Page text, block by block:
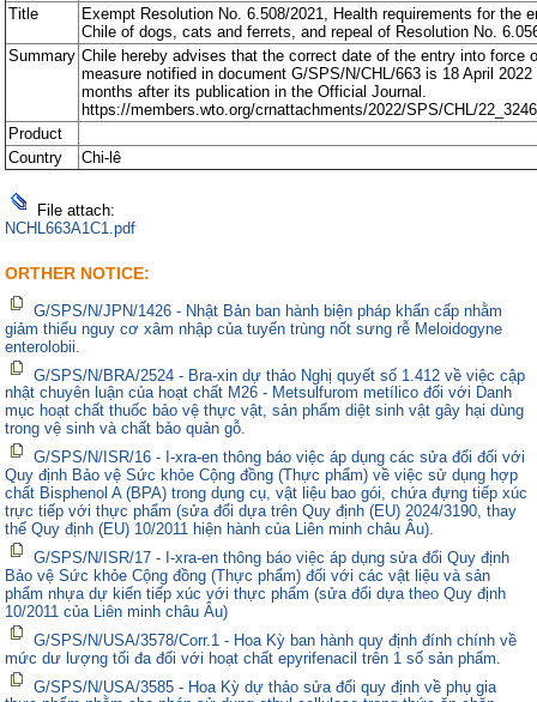
Title
Exempt Resolution No. 6.508/2021, Health requirements for the
Chile of dogs, cats and ferrets, and repeal of Resolution No.
Summary Chile hereby advises that the correct date of the entry into force
measure notified in document G/SPS/N/CHL/663 is 18 April
months after its publication in the Official Journal.
https://members.wto.org/crnattachments/2022/SPS/CHL/
Product
Country
Chi-lê
File attach:
NCHL663A1C1.pdf
ORTHER NOTICE:
G/SPS/N/JPN/1426 - Nhật Bản ban hành biện pháp khẩn cấp nhằm
giảm thiểu nguy cơ xâm nhập của tuyến trùng nốt sưng rễ Meloidogyne
enterolobii.
G/SPS/N/BRA/2524 - Bra-xin dự thảo Nghị quyết số 1.412 về việc cập
nhật chuyên luận của hoạt chất M26 - Metsulfurom metílico đối với Danh
mục hoạt chất thuốc bảo vệ thực vật, sản phẩm diệt sinh vật gây hại dùng
trong vệ sinh và chất bảo quản gỗ.
G/SPS/N/ISR/16 - I-xra-en thông báo việc áp dụng các sửa đổi đối với
Quy định Bảo vệ Sức khỏe Cộng đồng (Thực phẩm) về việc sử dụng hợp
chất Bisphenol A (BPA) trong dụng cụ, vật liệu bao gói, chứa đựng tiếp xúc
trực tiếp với thực phẩm (sửa đổi dựa trên Quy định (EU) 2024/3190, thay
thế Quy định (EU) 10/2011 hiện hành của Liên minh châu Âu).
G/SPS/N/ISR/17 - I-xra-en thông báo việc áp dụng sửa đổi Quy định
Bảo vệ Sức khỏe Cộng đồng (Thực phẩm) đối với các vật liệu và sản
phẩm nhựa dự kiến tiếp xúc với thực phẩm (sửa đổi dựa theo Quy định
10/2011 của Liên minh châu Âu)
G/SPS/N/USA/3578/Corr.1 - Hoa Kỳ ban hành quy định đính chính về
mức dư lượng tối đa đối với hoạt chất epyrifenacil trên 1 số sản phẩm.
G/SPS/N/USA/3585 - Hoa Kỳ dự thảo sửa đổi quy định về phụ gia